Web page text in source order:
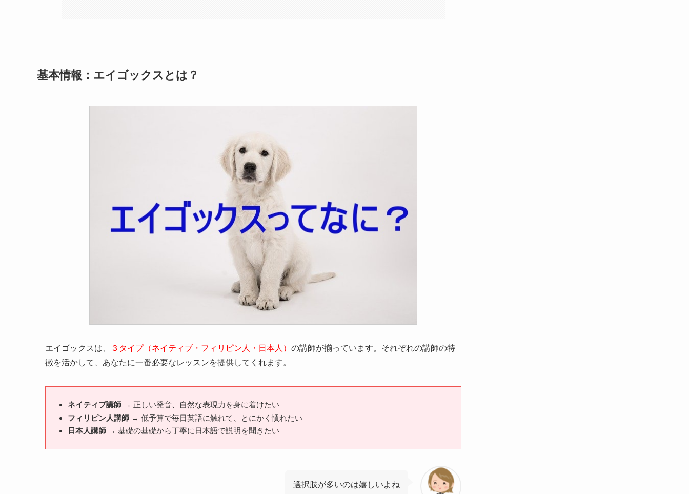
基本情報：エイゴックスとは？
エイゴックスは、 ３タイプ（ネイティブ・フィリピン人・日本人） の講師が揃っています。それぞれの講師の特
徴を活かして、あなたに一番必要なレッスンを提供してくれます。
ネイティブ講師→ 正しい発音、自然な表現力を身に着けたい
フィリピン人講師→ 低予算で毎日英語に触れて、とにかく慣れたい
日本人講師→ 基礎の基礎から丁寧に日本語で説明を聞きたい
選択肢が多いのは嬉しいよね